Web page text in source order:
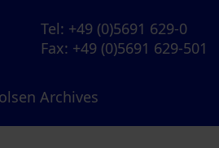
Tel: +49 (0)5691 629-0
Fax: +49 (0)5691 629-501
Archives